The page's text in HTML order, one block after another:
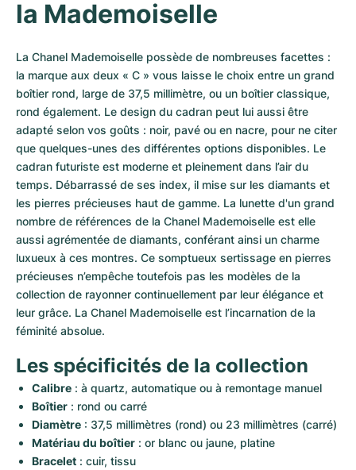
la Mademoiselle
La Chanel Mademoiselle possède de nombreuses facettes :
la marque aux deux « C » vous laisse le choix entre un grand
boîtier rond, large de 37,5 millimètre, ou un boîtier classique,
rond également. Le design du cadran peut lui aussi être
adapté selon vos goûts : noir, pavé ou en nacre, pour ne citer
que quelques-unes des différentes options disponibles. Le
cadran futuriste est moderne et pleinement dans l’air du
temps. Débarrassé de ses index, il mise sur les diamants et
les pierres précieuses haut de gamme. La lunette d'un grand
nombre de références de la Chanel Mademoiselle est elle
aussi agrémentée de diamants, conférant ainsi un charme
luxueux à ces montres. Ce somptueux sertissage en pierres
précieuses n’empêche toutefois pas les modèles de la
collection de rayonner continuellement par leur élégance et
leur grâce. La Chanel Mademoiselle est l’incarnation de la
féminité absolue.
Les spécificités de la collection
Calibre : à quartz, automatique ou à remontage manuel
Boîtier : rond ou carré
Diamètre : 37,5 millimètres (rond) ou 23 millimètres (carré)
Matériau du boîtier : or blanc ou jaune, platine
Bracelet : cuir, tissu